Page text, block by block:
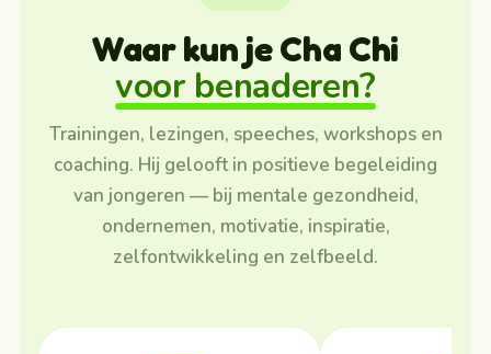
Waar kun je Cha Chi
voor benaderen?
Trainingen, lezingen, speeches, workshops en
coaching. Hij gelooft in positieve begeleiding
van jongeren — bij mentale gezondheid,
ondernemen, motivatie, inspiratie,
zelfontwikkeling en zelfbeeld.